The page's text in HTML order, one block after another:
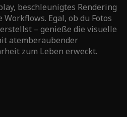
an und profitiere von
die dein Potenzial verstärkt.
Ultra 9
beschleunigtes Rendering
Egal, ob du Fotos
– genieße die visuelle
atemberaubender
zum Leben erweckt.